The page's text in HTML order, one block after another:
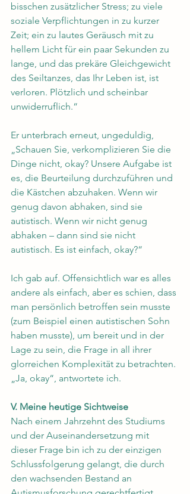
bisschen zusätzlicher Stress; zu viele
soziale Verpflichtungen in zu kurzer
Zeit; ein zu lautes Geräusch mit zu
hellem Licht für ein paar Sekunden zu
lange, und das prekäre Gleichgewicht
des Seiltanzes, das Ihr Leben ist, ist
verloren. Plötzlich und scheinbar
unwiderruflich.“
Er unterbrach erneut, ungeduldig,
„Schauen Sie, verkomplizieren Sie die
Dinge nicht, okay? Unsere Aufgabe ist
es, die Beurteilung durchzuführen und
die Kästchen abzuhaken. Wenn wir
genug davon abhaken, sind sie
autistisch. Wenn wir nicht genug
abhaken – dann sind sie nicht
autistisch. Es ist einfach, okay?“
Ich gab auf. Offensichtlich war es alles
andere als einfach, aber es schien, dass
man persönlich betroffen sein musste
(zum Beispiel einen autistischen Sohn
haben musste), um bereit und in der
Lage zu sein, die Frage in all ihrer
glorreichen Komplexität zu betrachten.
„Ja, okay“, antwortete ich.
V. Meine heutige Sichtweise
Nach einem Jahrzehnt des Studiums
und der Auseinandersetzung mit
dieser Frage bin ich zu der einzigen
Schlussfolgerung gelangt, die durch
den wachsenden Bestand an